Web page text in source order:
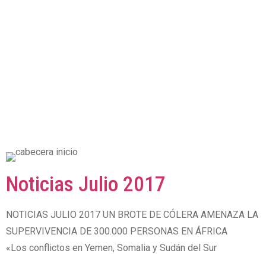
Noticias Julio 2017
NOTICIAS JULIO 2017 UN BROTE DE CÓLERA AMENAZA LA
SUPERVIVENCIA DE 300.000 PERSONAS EN ÁFRICA
«Los conflictos en Yemen, Somalia y Sudán del Sur